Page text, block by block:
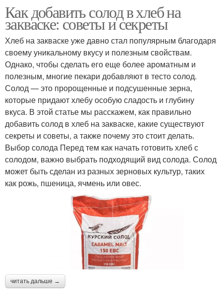
Как добавить солод в хлеб на
закваске: советы и секреты
Хлеб на закваске уже давно стал популярным благодаря
своему уникальному вкусу и полезным свойствам.
Однако, чтобы сделать его еще более ароматным и
полезным, многие пекари добавляют в тесто солод.
Солод — это пророщенные и подсушенные зерна,
которые придают хлебу особую сладость и глубину
вкуса. В этой статье мы расскажем, как правильно
добавить солод в хлеб на закваске, какие существуют
секреты и советы, а также почему это стоит делать.
Выбор солода Перед тем как начать готовить хлеб с
солодом, важно выбрать подходящий вид солода. Солод
может быть сделан из разных зерновых культур, таких
как рожь, пшеница, ячмень или овес.
читать дальше →